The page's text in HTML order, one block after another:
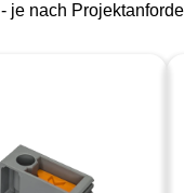
je nach